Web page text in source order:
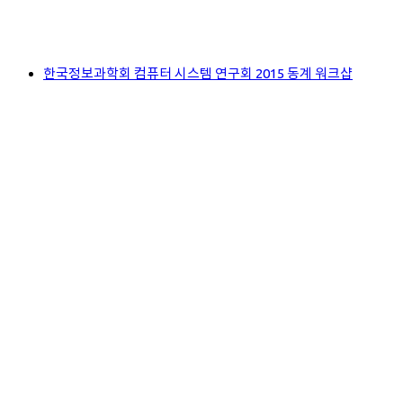
한국정보과학회 컴퓨터 시스템 연구회 2015 동계 워크샵